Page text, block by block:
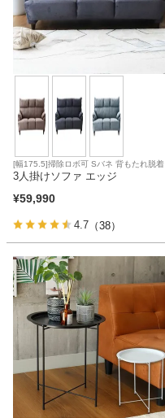
ラグ
キッチン用品
家電・照明器具
インテリア雑貨
[幅175.5]掃除ロボ可 Sバネ 背もたれ脱着
3人掛けソファ エッジ
¥59,990
4.7 （38）